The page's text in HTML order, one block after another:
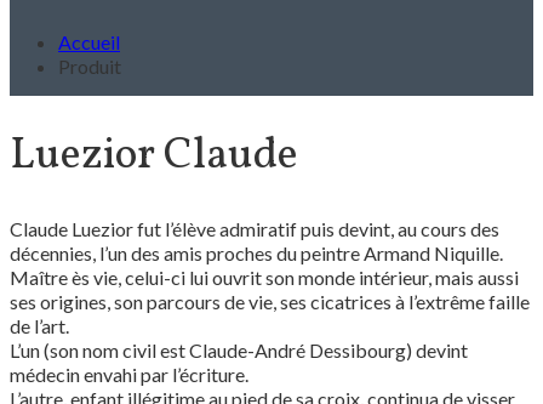
Accueil
Produit
Luezior Claude
Claude Luezior fut l’élève admiratif puis devint, au cours des
décennies, l’un des amis proches du peintre Armand Niquille.
Maître ès vie, celui-ci lui ouvrit son monde intérieur, mais aussi
ses origines, son parcours de vie, ses cicatrices à l’extrême faille
de l’art.
L’un (son nom civil est Claude-André Dessibourg) devint
médecin envahi par l’écriture.
L’autre, enfant illégitime au pied de sa croix, continua de visser